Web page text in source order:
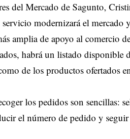
del Mercado de Sagunto,
modernizará el mercado
amplia de apoyo al comercio
habrá un listado disponible
de los productos ofertados
los pedidos son sencillas:
el número de pedido y